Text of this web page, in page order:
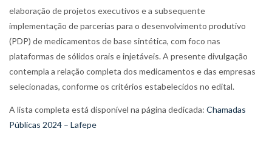
elaboração de projetos executivos e a subsequente
implementação de parcerias para o desenvolvimento produtivo
(PDP) de medicamentos de base sintética, com foco nas
plataformas de sólidos orais e injetáveis. A presente divulgação
contempla a relação completa dos medicamentos e das empresas
selecionadas, conforme os critérios estabelecidos no edital.
A lista completa está disponível na página dedicada: Chamadas
Públicas 2024 – Lafepe